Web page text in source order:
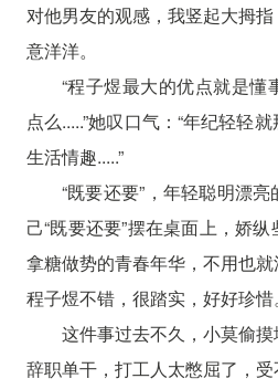
对他男友的观感，我竖起大拇
意洋洋。
“程子煜最大的优点就是
点么.....”她叹口气：“年纪轻轻
生活情趣.....”
“既要还要”，年轻聪明漂
己“既要还要”摆在桌面上，娇
拿糖做势的青春年华，不用也
程子煜不错，很踏实，好好珍惜。
这件事过去不久，小莫偷
辞职单干，打工人太憋屈了，